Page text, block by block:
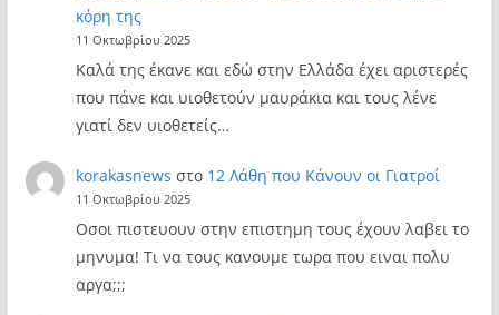
κόρη της
11 Οκτωβρίου 2025
Καλά της έκανε και εδώ στην Ελλάδα έχει αριστερές
που πάνε και υιοθετούν μαυράκια και τους λένε
γιατί δεν υιοθετείς…
korakasnews στο 12 Λάθη που Κάνουν οι Γιατροί
11 Οκτωβρίου 2025
Οσοι πιστευουν στην επιστημη τους έχουν λαβει το
μηνυμα! Τι να τους κανουμε τωρα που ειναι πολυ
αργα;;;